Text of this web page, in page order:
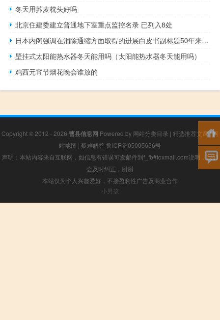
冬天用荞麦枕头好吗
北京住建委建立普通地下室重点监控名录 已列入8处
日本内阁强调在消除通缩方面取得的进展白皮书副标题50年来首提“通胀”
壁挂式太阳能热水器冬天能用吗（太阳能热水器冬天能用吗）
鸡西元宵节烟花晚会谁放的
Copyright © 2012 - 2026 曹县信息网 Powered by 网站分类目录 | 精选推荐文章|网
站地图 | 疑难解答 鲁ICP备05005656号
声明：本站内容来自互联网，如信息有错误可发邮件到f_fb#foxmail.com说明，我们
会及时纠正，谢谢
本站仅为个人兴趣爱好，不接盈利性广告及商业合作
小男孩